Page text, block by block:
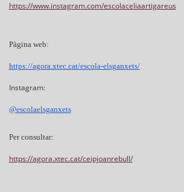
https://www.instagram.com/escolaceliaartigareus
Pàgina web:
https://agora.xtec.cat/escola-elsganxets/
Instagram:
@escolaelsganxets
Per consultar:
https://agora.xtec.cat/ceipjoanrebull/